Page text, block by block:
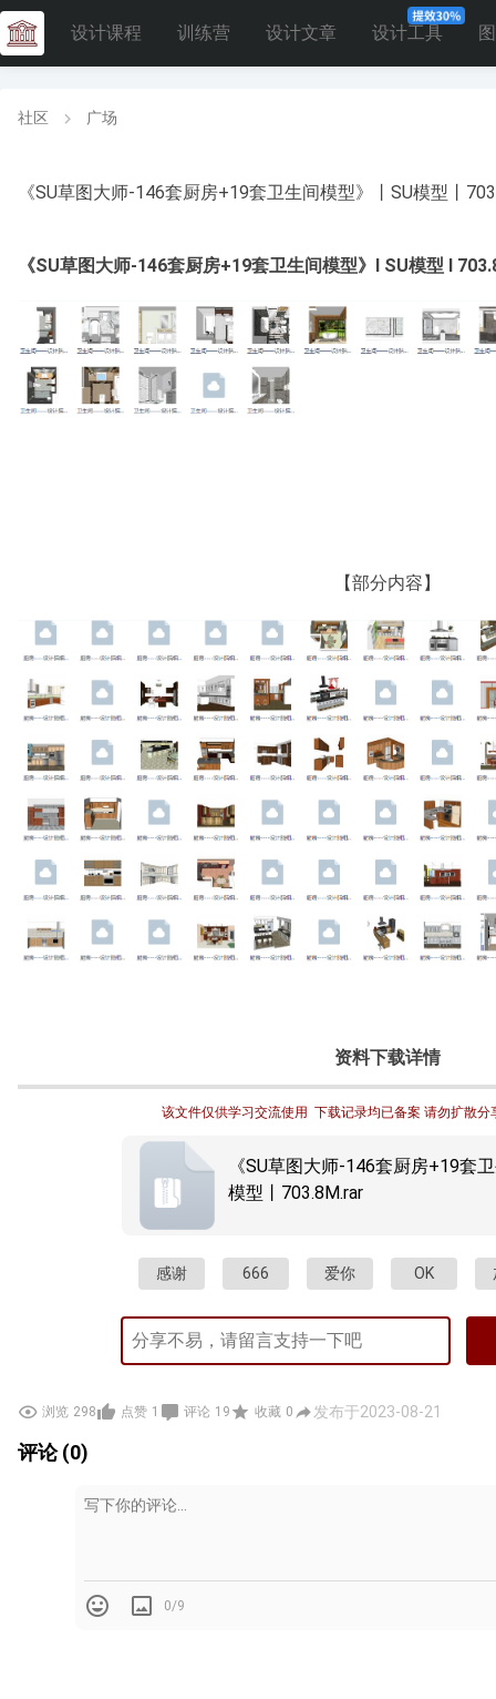
设计课程 训练营 设计文章 设计工具
社区 广场
《SU草图大师-146套厨房+19套卫生间模型》丨SU模型丨
《SU草图大师-146套厨房+19套卫生间模型》I SU模型 I
【部分内容】
资料下载详情
该文件仅供学习交流使用  下载记录均已备案 请勿扩散分
《SU草图大师-146套厨房+19套
模型丨703.8M.rar
感谢 666 爱你 OK
浏览 298 点赞 1 评论 19 收藏 0 发布于2023-08-21
评论 (0)
0/9